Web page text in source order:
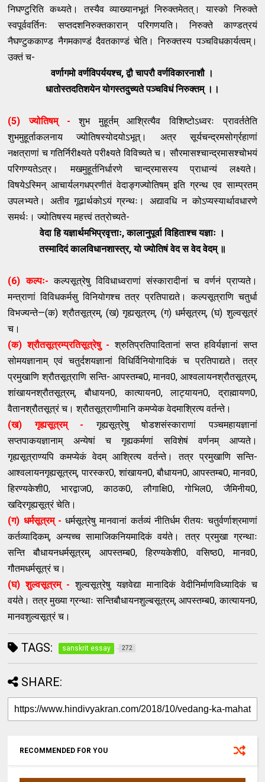
निघण्टुरिति कथ्यते। तस्यैव व्याख्यानभूतं निरुक्तमेतत्। यास्को निरुक्ते
स्वपूर्ववर्तिनः सप्तदशनिरुक्तकारान् परिगणयति। निरुक्ते काण्डत्रयं
नैघण्टुककाण्ड नैगमकाण्डं दैवतकाण्डं चेति। निरुक्तस्य पञ्चविधकार्यत्वम्।
उक्तं च-
वर्णागमो वर्णविपर्ययश्च, द्वौ चापरौ वर्णविकारनाशौ ।
धातोस्तदतिशयेन योगस्तदुच्यते पञ्चविधं निरुक्तम् ।।
(5) ज्योतिषम् -
शुभ मुहूर्तम् आश्रित्यैव विशिष्टोऽध्वरः प्रावर्ततेति
शुभमुहूर्ताकलनाय ज्योतिषस्योदयोऽभूत्। अत्र सूर्यचन्द्रमसोर्ग्रहाणां
नक्षत्राणां च गतिर्निरीक्ष्यते परीक्ष्यते विविच्यते च। सौरमासश्चान्द्रमासश्चोभयं
परिगण्यतेऽत्र। मखमुहूर्तनिर्धारणे चान्द्रमासस्य प्राधान्यं लक्ष्यते।
विषयेऽस्मिन् आचार्यलगधप्रणीतं वेदाङ्गज्योतिषम् इति ग्रन्थ एव साम्प्रतम्
उपलभ्यते। अतीव गूढार्थकोऽयं ग्रन्थः। अद्यावधि न कोऽप्यस्यार्थावधारणे
समर्थः। ज्योतिषस्य महत्त्वं तत्रोच्यते-
वेदा हि यज्ञार्थमभिप्रवृत्ताः, कालानुपूर्वा विहिताश्च यज्ञाः ।
तस्मादिदं कालविधानशास्त्र, यो ज्योतिषं वेद स वेद वेदम् ॥
(6) कल्पः-कल्पसूत्रेषु विविधाध्वराणां संस्कारादीनां च वर्णनं प्राप्यते।
मन्त्राणां विविधकर्मसु विनियोगश्च तत्र प्रतिपाद्यते। कल्पसूत्राणि चतुर्धा
विभज्यन्ते—(क) श्रौतसूत्रम्, (ख) गृह्यसूत्रम्, (ग) धर्मसूत्रम्, (घ) शुल्वसूत्रं
च।
(क) श्रौतसूत्रम्प्रतिसूत्रेषु - श्रुतिप्रतिपादितानां सप्त हविर्यज्ञानां सप्त
सोमयज्ञानाम् एवं चतुर्दशयज्ञानां विधिर्विनियोगादिकं च प्रतिपाद्यते। तत्र
प्रमुखाणि श्रौतसूत्राणि सन्ति- आपस्तम्ब0, मानव0, आश्वलायनश्रौतसूत्रम्,
शांखायनश्रौतसूत्रम्, बौधायन0, कात्यायन0, लाट्यायन0, द्राह्मायण0,
वैतानश्रौतसूत्रं च। श्रौतसूत्राणीमानि कमप्येक वेदमाश्रित्य वर्तन्ते।
(ख) गृह्यसूत्रम् -
गृह्यसूत्रेषु षोडशसंस्काराणां पञ्चमहायज्ञानां
सप्तपाकयज्ञानाम् अन्येषां च गृह्यकर्मणां सविशेषं वर्णनम् आप्यते।
गृह्यसूत्राण्यपि कमप्येकं वेदम् आश्रित्य वर्तन्ते। तत्र प्रमुखाणि सन्ति-
आश्वलायनगृह्यसूत्रम्, पारस्कर0, शांखायन0, बौधायन0, आपस्तम्ब0, मानव0,
हिरण्यकेशी0, भारद्वाज0, काठक0, लौगाक्षि0, गोभिल0, जैमिनीय0,
खदिरगृह्यसूत्रं चेति।
(ग) धर्मसूत्रम् -धर्मसूत्रेषु मानवानां कर्तव्यं नीतिर्धम रीतयः चतुर्वर्णाश्रमाणां
कर्तव्यादिकम्, अन्यच्च सामाजिकनियमादिकं वय॑ते। तत्र प्रमुखा ग्रन्थाः
सन्ति बौधायनधर्मसूत्रम्, आपस्तम्ब0, हिरण्यकेशी0, वसिष्ठ0, मानव0,
गौतमधर्मसूत्रं च।
(घ) शुल्वसूत्रम् - शुल्वसूत्रेषु यज्ञवेद्या मानादिकं वेदीनिर्माणविध्यादिकं च
वय॑ते। तत्र मुख्या ग्रन्थाः सन्तिबौधायनशुल्बसूत्रम्, आपस्तम्ब0, कात्यायन0,
मानवशुल्वसूत्रं च।
TAGS: sanskrit essay 272
SHARE:
RECOMMENDED FOR YOU